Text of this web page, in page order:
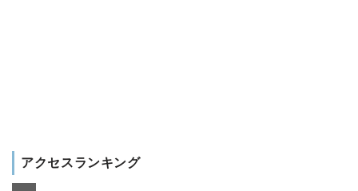
アクセスランキング